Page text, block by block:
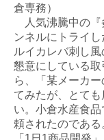
倉専務）
人気沸騰中の『
ンネルにトライ
ルイカレバ刺し
懇意にしている
ら、「某メーカ
てみたが、とて
い。小倉水産食
頼されたのである